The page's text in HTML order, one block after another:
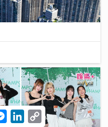
M
e
L
C
o